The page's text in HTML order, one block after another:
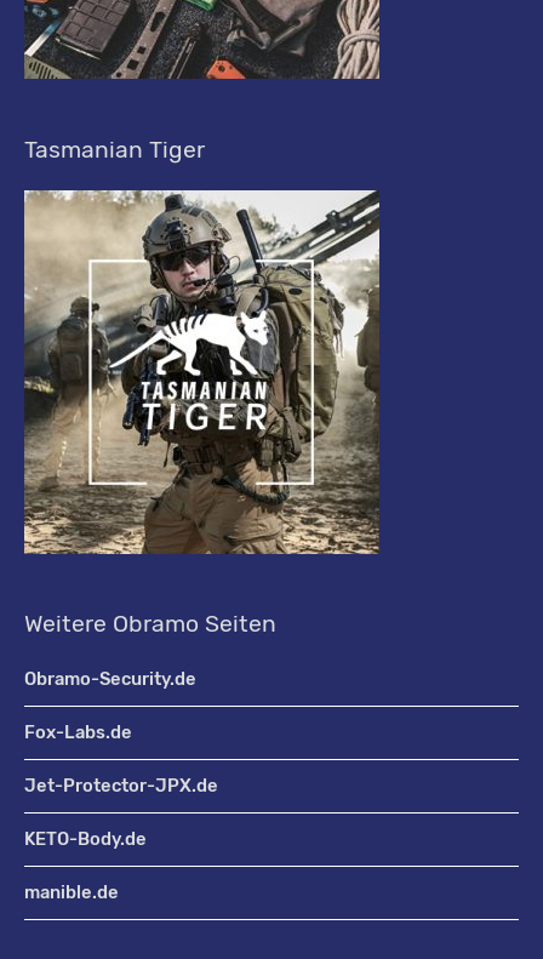
Tasmanian Tiger
Weitere Obramo Seiten
Obramo-Security.de
Fox-Labs.de
Jet-Protector-JPX.de
KETO-Body.de
manible.de